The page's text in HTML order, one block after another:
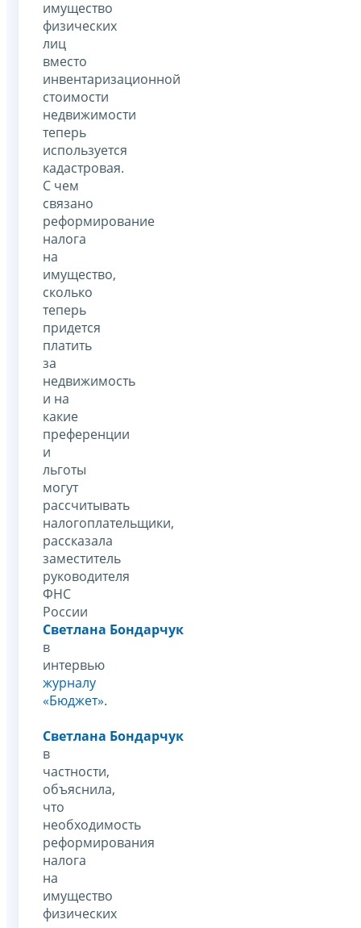
имущество
физических
лиц
вместо
инвентаризационной
стоимости
недвижимости
теперь
используется
кадастровая.
С чем
связано
реформирование
налога
на
имущество,
сколько
теперь
придется
платить
за
недвижимость
и на
какие
преференции
и
льготы
могут
рассчитывать
налогоплательщики,
рассказала
заместитель
руководителя
ФНС
России
Светлана Бондарчук
в
интервью
журналу
«Бюджет».
Светлана Бондарчук
в
частности,
объяснила,
что
необходимость
реформирования
налога
на
имущество
физических